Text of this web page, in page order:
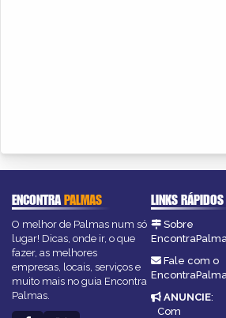
ENCONTRAPALMAS
O melhor de Palmas num só
lugar! Dicas, onde ir, o que
fazer, as melhores
empresas, locais, serviços e
muito mais no guia Encontra
Palmas.
LINKS RÁPIDOS
Sobre
Fale com o
ANUNCIE:
Com